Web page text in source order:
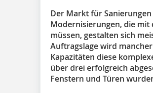
Der Markt für
Modernisierungen, die
müssen, gestalten sich
Auftragslage wird
Kapazitäten diese
über drei erfolgreich
Fenstern und Türen